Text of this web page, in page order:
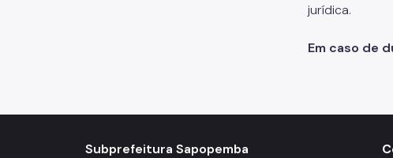
jurídica.
Em caso de
Subprefeitura Sapopemba